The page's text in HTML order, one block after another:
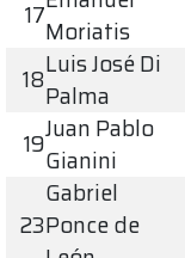
17Moriatis
18Luis José Di
Palma
19Juan Pablo
Gianini
23
Gabriel
Ponce de